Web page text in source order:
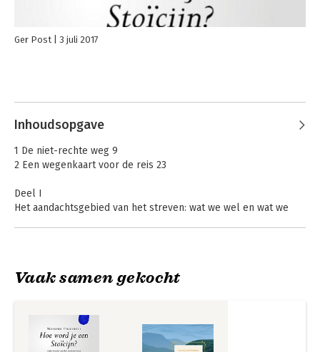
Ger Post 3 juli 2017
Inhoudsopgave
1 De niet-rechte weg 9
2 Een wegenkaart voor de reis 23
Deel I
Het aandachtsgebied van het streven: wat we wel en wat we
6 God of atomen? 79
Het aandachtsgebied van het handelen: hoe we ons moeten
gedragen in de wereld 91
Vaak samen gekocht